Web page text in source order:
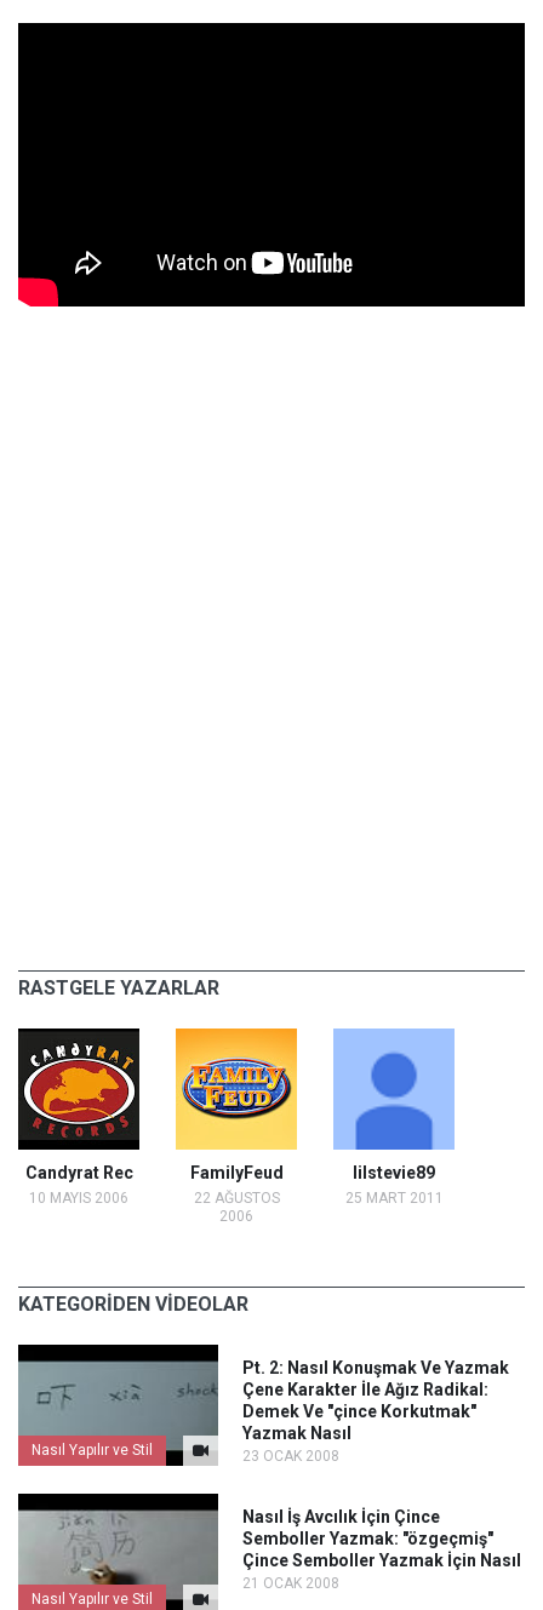
RASTGELE YAZARLAR
Candyrat Rec
10 MAYIS 2006
FamilyFeud
22 AĞUSTOS
2006
lilstevie89
25 MART 2011
KATEGORİDEN VİDEOLAR
Nasıl Yapılır ve Stil
Pt. 2: Nasıl Konuşmak Ve Yazmak
Çene Karakter İle Ağız Radikal:
Demek Ve "çince Korkutmak"
Yazmak Nasıl
23 OCAK 2008
Nasıl Yapılır ve Stil
Nasıl İş Avcılık İçin Çince
Semboller Yazmak: "özgeçmiş"
Çince Semboller Yazmak İçin Nasıl
21 OCAK 2008